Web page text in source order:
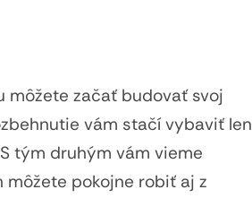
môžete začať budovať svoj
vám stačí vybaviť len
tým druhým vám vieme
pokojne robiť aj z